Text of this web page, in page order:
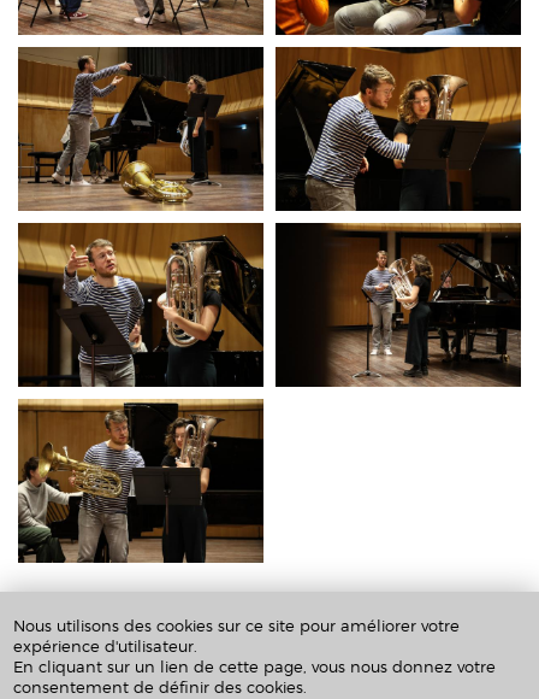
02/12/2024 - 23:45
Auditorium du CRR93, site d'Aubervilliers
5 rue Edouard Poisson, 93300 Aubervilliers
Nous utilisons des cookies sur ce site pour améliorer votre
expérience d'utilisateur.
En cliquant sur un lien de cette page, vous nous donnez votre
consentement de définir des cookies.